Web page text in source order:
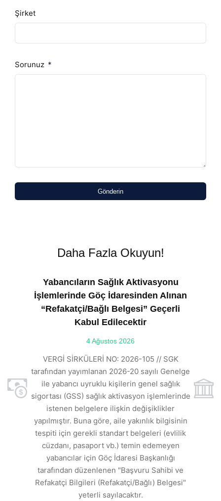
Şirket
Sorunuz
Gönderin
Daha Fazla Okuyun!
Yabancıların Sağlık Aktivasyonu
İşlemlerinde Göç İdaresinden Alınan
“Refakatçi/Bağlı Belgesi” Geçerli
Kabul Edilecektir
4 Ağustos 2026
VERGİ SİRKÜLERİ NO: 2026-105 // SGK
tarafından yayımlanan 2026-20 sayılı Genelge
ile yabancı uyruklu kişilerin genel sağlık
sigortası (GSS) sağlık aktivasyon işlemlerinde
istenen belgelere ilişkin değişiklikler
yapılmıştır. Buna göre, aile yakınlık bilgisinin
tespiti için gerekli standart belgeleri (evlilik
cüzdanı, pasaport vb.) temin edemeyen
yabancılar için Göç İdaresi Başkanlığı
tarafından düzenlenen "Başvuru Sahibi ve
Refakatçi Bilgileri (Refakatçi/Bağlı) Belgesi"
yeterli sayılacaktır.